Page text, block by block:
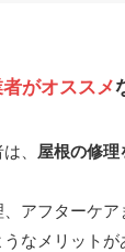
がオススメ
、 屋根の修理
、アフターケ
なメリットが